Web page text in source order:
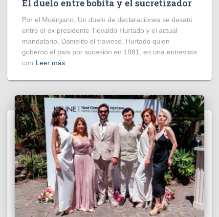
El duelo entre bobita y el sucretizador
Por el Muérgano. Un duelo de declaraciones se desató
entre el ex presidente Tiovaldo Hurtado y el actual
mandatario, Danielito el travieso. Hurtado quien
gobernó el país por sucesión en 1981, en una entrevista
con Leer más